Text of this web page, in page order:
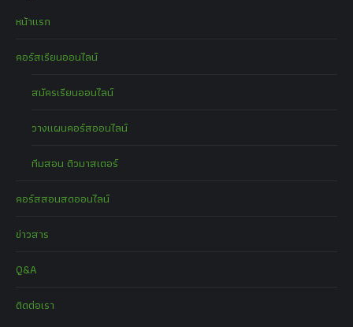
หน้าแรก
คอร์สเรียนออนไลน์
สมัครเรียนออนไลน์
วางแผนคอร์สออนไลน์
ทีมสอน ติวมาสเตอร์
คอร์สสอนสดออนไลน์
ข่าวสาร
Q&A
ติดต่อเรา